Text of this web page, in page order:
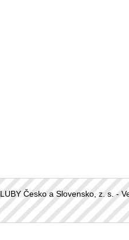
Česko a Slovensko, z. s. -